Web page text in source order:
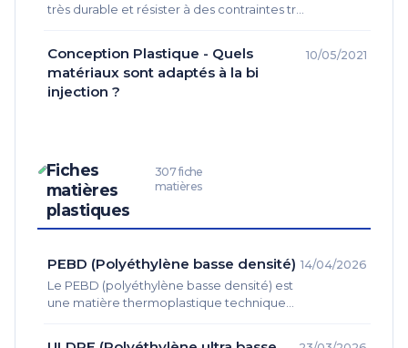
très durable et résister à des contraintes très
Conception Plastique - Quels
matériaux sont adaptés à la bi
injection ?
10/05/2021
Fiches
matières
plastiques
307 fiche
matières
PEBD (Polyéthylène basse densité)
Le PEBD (polyéthylène basse densité) est
une matière thermoplastique technique
14/04/2026